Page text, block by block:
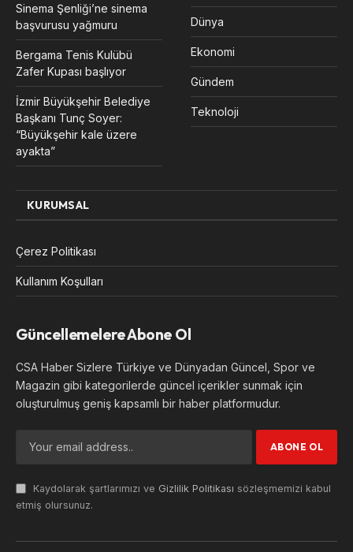
Sinema Şenliği’ne sinema
başvurusu yağmuru
Bergama Tenis Kulübü
Zafer Kupası başlıyor
İzmir Büyükşehir Belediye
Başkanı Tunç Soyer:
“Büyükşehir kale üzere
ayakta”
Dünya
Ekonomi
Gündem
Teknoloji
KURUMSAL
Çerez Politikası
Kullanım Koşulları
Güncellemelere Abone Ol
CSA Haber Sizlere Türkiye ve Dünyadan Güncel, Spor ve
Magazin gibi kategorilerde güncel içerikler sunmak için
oluşturulmuş geniş kapsamlı bir haber platformudur.
Kaydolarak şartlarımızı ve Gizlilik Politikası sözleşmemizi kabul
etmiş olursunuz.